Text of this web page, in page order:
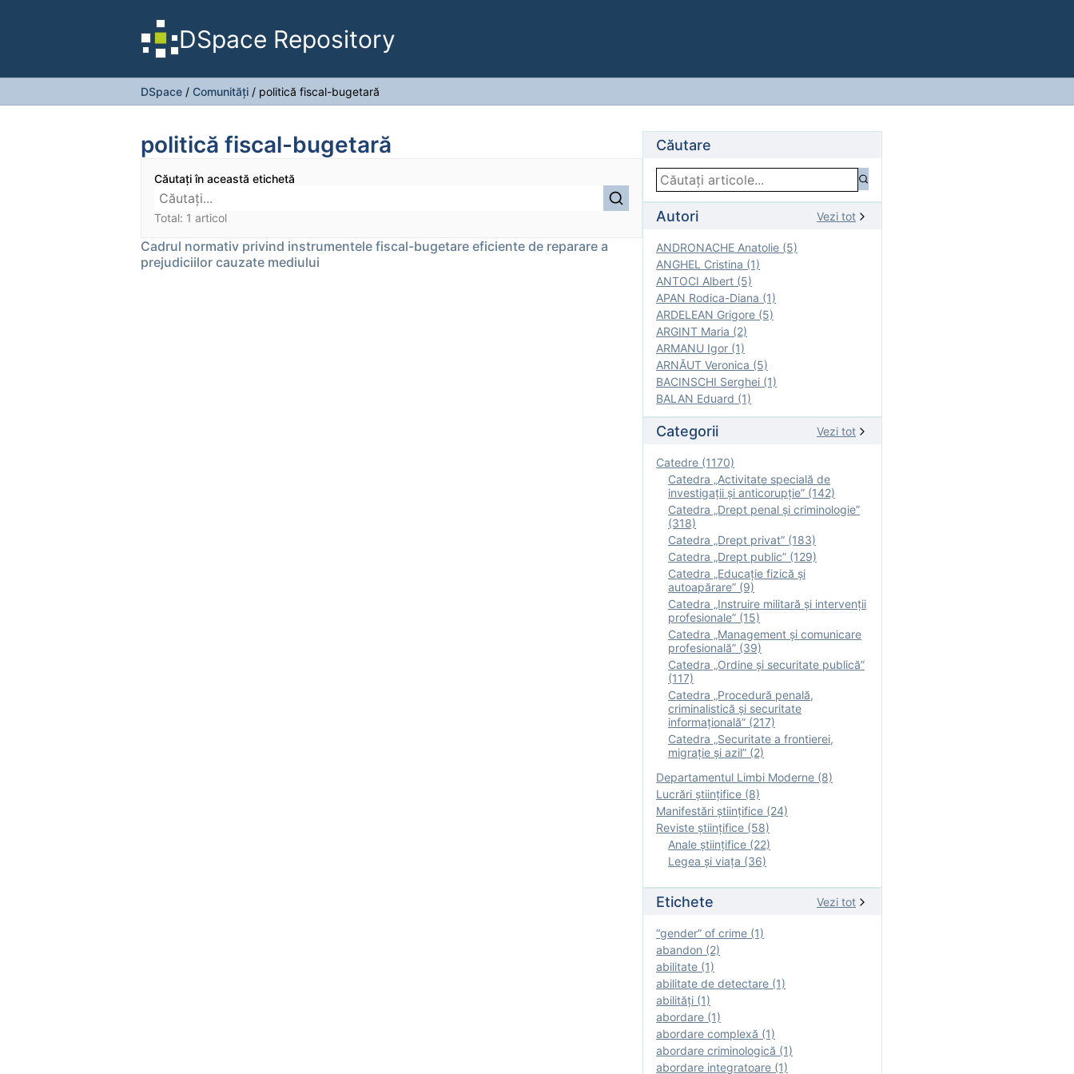
DSpace Repository
DSpace / Comunități / politică fiscal-bugetară
politică fiscal-bugetară
Căutați în această etichetă
Total: 1 articol
Cadrul normativ privind instrumentele fiscal-bugetare eficiente de reparare a
prejudiciilor cauzate mediului
Căutare
Autori Vezi tot
ANDRONACHE Anatolie (5)
ANGHEL Cristina (1)
ANTOCI Albert (5)
APAN Rodica-Diana (1)
ARDELEAN Grigore (5)
ARGINT Maria (2)
ARMANU Igor (1)
ARNĂUT Veronica (5)
BACINSCHI Serghei (1)
BALAN Eduard (1)
Categorii Vezi tot
Catedre (1170)
Catedra „Activitate specială de
investigaţii şi anticorupție” (142)
Catedra „Drept penal și criminologie”
(318)
Catedra „Drept privat” (183)
Catedra „Drept public” (129)
Catedra „Educație fizică şi
autoapărare” (9)
Catedra „Instruire militară şi intervenţii
profesionale” (15)
Catedra „Management și comunicare
profesională” (39)
Catedra „Ordine și securitate publică”
(117)
Catedra „Procedură penală,
criminalistică și securitate
informațională” (217)
Catedra „Securitate a frontierei,
migrație și azil” (2)
Departamentul Limbi Moderne (8)
Lucrări științifice (8)
Manifestări ştiinţifice (24)
Reviste ştiinţifice (58)
Anale ştiinţifice (22)
Legea şi viaţa (36)
Etichete Vezi tot
“gender” of crime (1)
abandon (2)
abilitate (1)
abilitate de detectare (1)
abilităţi (1)
abordare (1)
abordare complexă (1)
abordare criminologică (1)
abordare integratoare (1)